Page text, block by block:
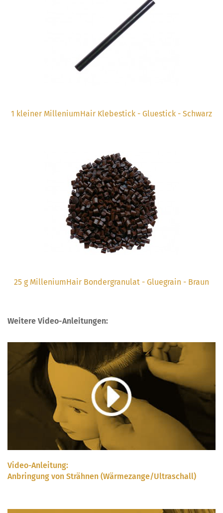
1 kleiner MilleniumHair Klebestick - Gluestick - Schwarz
25 g MilleniumHair Bondergranulat - Gluegrain - Braun
Weitere Video-Anleitungen:
Video-Anleitung:
Anbringung von Strähnen (Wärmezange/Ultraschall)